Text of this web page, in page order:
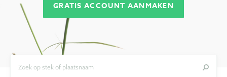
Over Stek
Veelgestelde vragen
Privacy
GRATIS ACCOUNT AANMAKEN
Zoek op stek of plaatsnaam